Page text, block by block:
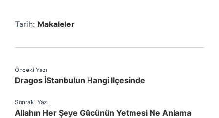
Tarih: Makaleler
Önceki Yazı
Dragos İStanbulun Hangi Ilçesinde
Sonraki Yazı
Allahın Her Şeye Gücünün Yetmesi Ne Anlama